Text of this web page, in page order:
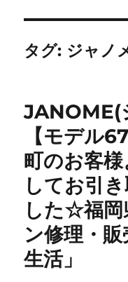
タグ: ジャノ
JANOME(
【モデル
町のお客
してお引
した☆福岡
ン修理・
生活」